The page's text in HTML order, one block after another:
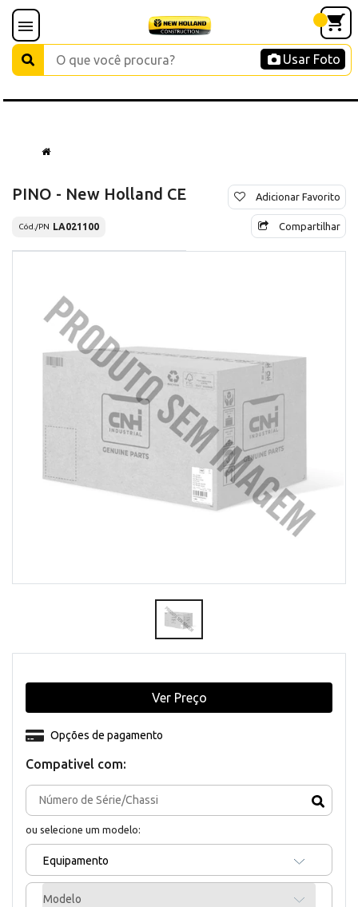
Usar Foto
PINO - New Holland CE
Cód./PN LA021100
Adicionar Favorito
Compartilhar
Compativel com:
ou selecione um modelo:
Equipamento
Modelo
Opções de pagamento
Ver Preço